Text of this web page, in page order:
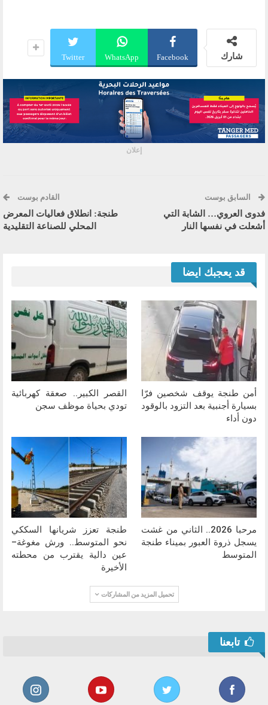
شارك Facebook
WhatsApp
Twitter
إعلان
السابق بوست
فدوى العروي… الشابة التي
أشعلت في نفسها النار
القادم بوست
طنجة: انطلاق فعاليات المعرض
المحلي للصناعة التقليدية
قد يعجبك ايضا
أمن طنجة يوقف شخصين فرّا
بسيارة أجنبية بعد التزود بالوقود
دون أداء
القصر الكبير.. صعقة كهربائية
تودي بحياة موظف سجن
مرحبا 2026.. الثاني من غشت
يسجل ذروة العبور بميناء طنجة
المتوسط
طنجة تعزز شريانها السككي
نحو المتوسط.. ورش مغوغة–
عين دالية يقترب من محطته
الأخيرة
تحميل المزيد من المشاركات
تابعنا